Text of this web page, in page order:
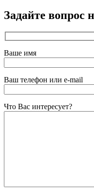
Задайте вопрос
Ваше имя
Ваш телефон или e-mail
Что Вас интересует?